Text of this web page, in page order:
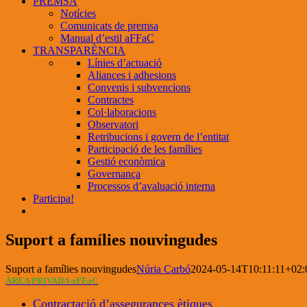
Notícies
Comunicats de premsa
Manual d’estil aFFaC
TRANSPARÈNCIA
Línies d’actuació
Aliances i adhesions
Convenis i subvencions
Contractes
Col·laboracions
Observatori
Retribucions i govern de l’entitat
Participació de les famílies
Gestió econòmica
Governança
Processos d’avaluació interna
Participa!
Suport a famílies nouvingudes
Suport a famílies nouvingudesNúria Carbó2024-05-
ÀREA PRIVADAaFFaC
Contractació d’assegurances ètiques